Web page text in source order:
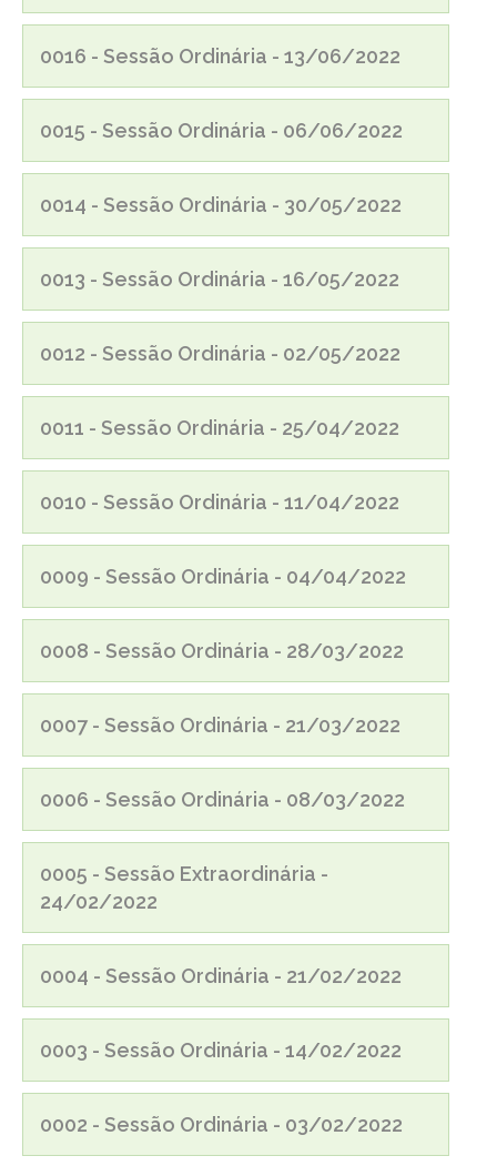
0016 - Sessão Ordinária - 13/06/2022
0015 - Sessão Ordinária - 06/06/2022
0014 - Sessão Ordinária - 30/05/2022
0013 - Sessão Ordinária - 16/05/2022
0012 - Sessão Ordinária - 02/05/2022
0011 - Sessão Ordinária - 25/04/2022
0010 - Sessão Ordinária - 11/04/2022
0009 - Sessão Ordinária - 04/04/2022
0008 - Sessão Ordinária - 28/03/2022
0007 - Sessão Ordinária - 21/03/2022
0006 - Sessão Ordinária - 08/03/2022
0005 - Sessão Extraordinária -
24/02/2022
0004 - Sessão Ordinária - 21/02/2022
0003 - Sessão Ordinária - 14/02/2022
0002 - Sessão Ordinária - 03/02/2022